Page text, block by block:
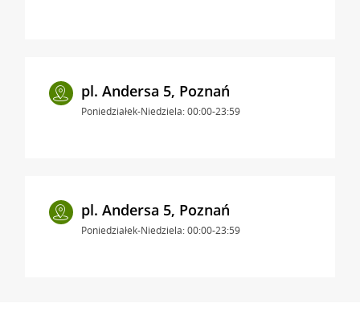
pl. Andersa 5, Poznań
Poniedziałek-Niedziela: 00:00-23:59
pl. Andersa 5, Poznań
Poniedziałek-Niedziela: 00:00-23:59